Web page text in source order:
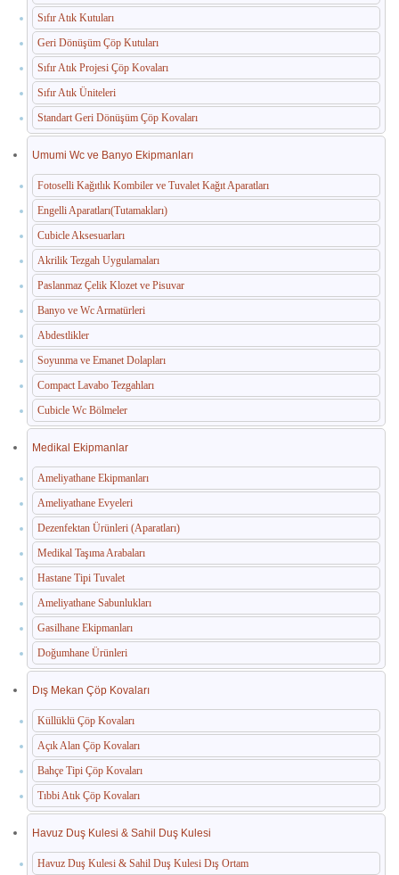
Sıfır Atık Kutuları
Geri Dönüşüm Çöp Kutuları
Sıfır Atık Projesi Çöp Kovaları
Sıfır Atık Üniteleri
Standart Geri Dönüşüm Çöp Kovaları
Umumi Wc ve Banyo Ekipmanları
Fotoselli Kağıtlık Kombiler ve Tuvalet Kağıt Aparatları
Engelli Aparatları(Tutamakları)
Cubicle Aksesuarları
Akrilik Tezgah Uygulamaları
Paslanmaz Çelik Klozet ve Pisuvar
Banyo ve Wc Armatürleri
Abdestlikler
Soyunma ve Emanet Dolapları
Compact Lavabo Tezgahları
Cubicle Wc Bölmeler
Medikal Ekipmanlar
Ameliyathane Ekipmanları
Ameliyathane Evyeleri
Dezenfektan Ürünleri (Aparatları)
Medikal Taşıma Arabaları
Hastane Tipi Tuvalet
Ameliyathane Sabunlukları
Gasilhane Ekipmanları
Doğumhane Ürünleri
Dış Mekan Çöp Kovaları
Küllüklü Çöp Kovaları
Açık Alan Çöp Kovaları
Bahçe Tipi Çöp Kovaları
Tıbbi Atık Çöp Kovaları
Havuz Duş Kulesi & Sahil Duş Kulesi
Havuz Duş Kulesi & Sahil Duş Kulesi Dış Ortam